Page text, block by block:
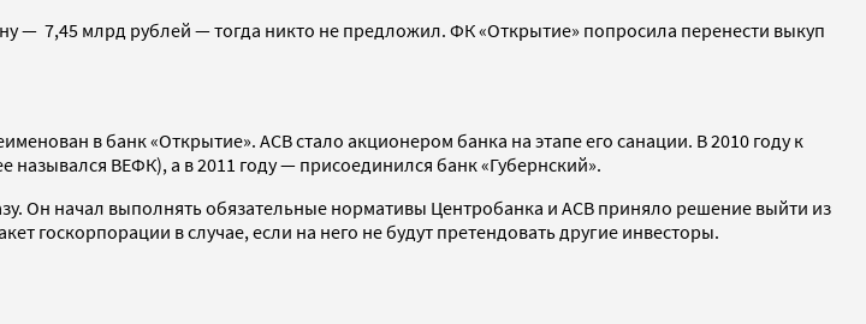
— 7,45 млрд рублей — тогда никто не предложил. ФК «Открытие» попросила перенести выкуп
в банк «Открытие». АСВ стало акционером банка на этапе его санации. В 2010 году к
ВЕФК), а в 2011 году — присоединился банк «Губернский».
Он начал выполнять обязательные нормативы Центробанка и АСВ приняло решение выйти из
госкорпорации в случае, если на него не будут претендовать другие инвесторы.